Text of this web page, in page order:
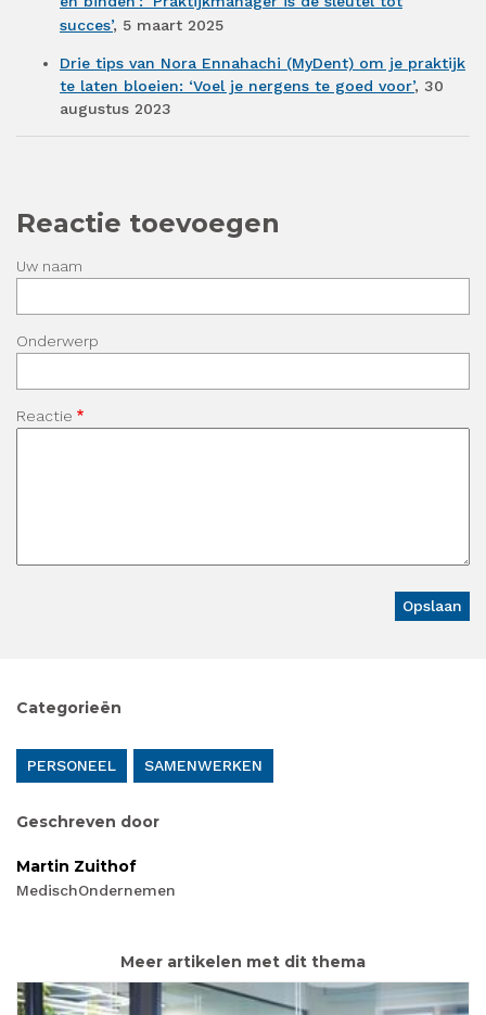
succes’, 5 maart 2025
Drie tips van Nora Ennahachi (MyDent) om je praktijk
te laten bloeien: ‘Voel je nergens te goed voor’, 30
augustus 2023
Reactie toevoegen
Uw naam
Onderwerp
Reactie
Categorieën
PERSONEEL SAMENWERKEN
Geschreven door
Martin Zuithof
MedischOndernemen
Meer artikelen met dit thema